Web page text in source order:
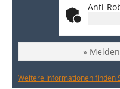
Anti-
»
Weitere Informationen finden